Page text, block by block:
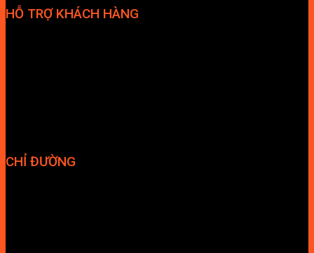
HỖ TRỢ KHÁCH HÀNG
CHỈ ĐƯỜNG